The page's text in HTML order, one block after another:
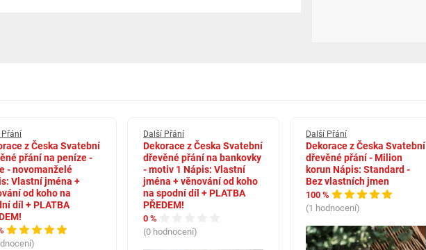
srdce a postaviček novomanželů, který vznikl v naší rodinné dílně v
a používáme precizní laserové gravírování bez otřepů a spálených
o anonymní produkt bez příběhu vyrobený z měkkého nebo nekvalitního
Přání
z Česka Svatební
přání na peníze -
- novomanželé
Vlastní jména +
od koho na
díl + PLATBA
Další Přání
Dekorace z Česka Svatební
dřevěné přání na bankovky
- motiv 1 Nápis: Vlastní
jména + věnování od koho
na spodní díl + PLATBA
PŘEDEM!
0 %
(0 hodnocení)
Další Přání
Dekorace z Česka Svatební
dřevěné přání - Milion
korun Nápis: Standard -
Bez vlastních jmen
100 %
(1 hodnocení)